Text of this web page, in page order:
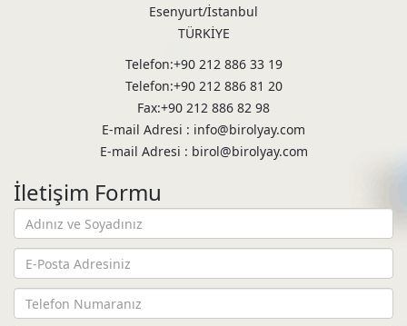
Esenyurt/İstanbul
TÜRKİYE
Telefon:+90 212 886 33 19
Telefon:+90 212 886 81 20
Fax:+90 212 886 82 98
E-mail Adresi : info@birolyay.com
E-mail Adresi : birol@birolyay.com
İletişim Formu